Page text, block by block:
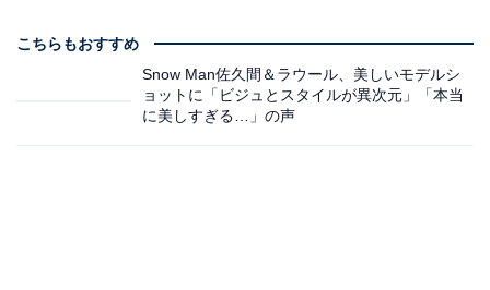
こちらもおすすめ
Snow Man佐久間＆ラウール、美しいモデルシ
ョットに「ビジュとスタイルが異次元」「本当
に美しすぎる…」の声